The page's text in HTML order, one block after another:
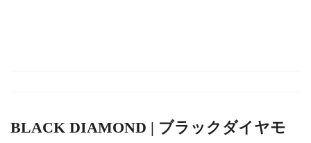
BLACK DIAMOND | ブラックダイヤモ